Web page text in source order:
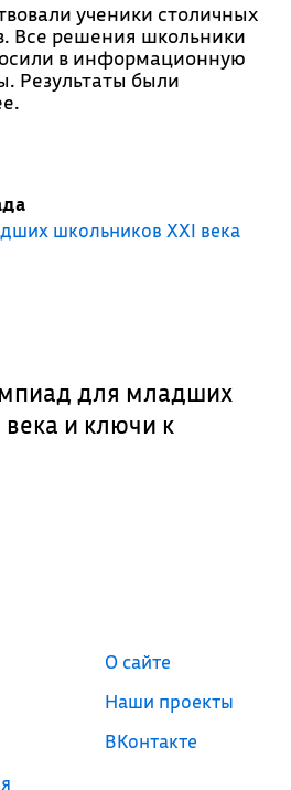
ученики столичных
Все решения школьники
в информационную
Результаты были
школьников XXI века
для младших
и ключи к
О сайте
Наши проекты
ВКонтакте